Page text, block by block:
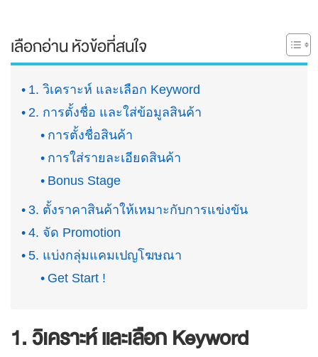
เลือกอ่าน หัวข้อที่สนใจ
1. วิเคราะห์ และเลือก Keyword
2. การตั้งชื่อ และใส่ข้อมูลสินค้า
การตั้งชื่อสินค้า
การใส่รายละเอียดสินค้า
Bonus Stage
3. ตั้งราคาสินค้าให้เหมาะกับการแข่งขัน
4. จัด Promotion
5. แบ่งกลุ่มแคมเปญโฆษณา
Get Start !
1. วิเคราะห์ และเลือก Keyword